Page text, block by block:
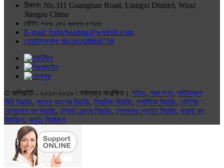
ঠিকানা: No.311 Guangnan Road, Liangxi District, Wuxi
Jiangsu China
ফোন: +৮৬ ১৮১ ৬৮৮৬ ৮৭৫৮
E-mail: hxhvbearing@wxhxh.com
হোয়াটসঅ্যাপ: 8618168868758
© কপিরাইট - ২০১০-২০১৯ : সর্বস্বত্ব সংরক্ষিত। গাইড, গরম পণ্য, সাইটম্যাপ
মিনি বিয়ারিং, পাতলা অংশের বিয়ারিং, সিরামিক বিয়ারিং, প্লাস্টিক বিয়ারিং, কৌণিক
যোগাযোগ বল বিয়ারিং, টেপার্ড রোলার বিয়ারিং, গোলাকার প্লেইন বিয়ারিং, থ্রাস্ট বল
বিয়ারিংস,স্লুইং বিয়ারিংস